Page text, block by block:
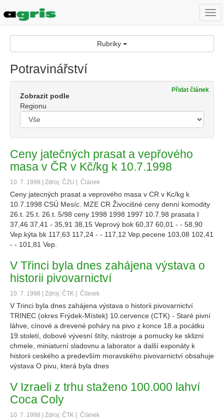
Rubriky
Potravinářství
Přidat článek
Zobrazit podle
Regionu
Ceny jatečných prasat a vepřového
masa v ČR v Kč/kg k 10.7.1998
10. 7. 1998 | Zdroj: ČZU | Článek
Ceny jatecných prasat a veprového masa v CR v Kc/kg k
10.7.1998 CSÚ Mesíc. MZE CR Živocišné ceny denní komodity
26.t. 25.t. 26.t. 5/98 ceny 1998 1998 1997 10.7.98 prasata I
37,46 37,41 - 35,91 38,15 Veprový bok 60,37 60,01 - - 58,90
Vep.kýta bk 117,63 117,24 - - 117,12 Vep.pecene 103,08 102,41
- - 101,81 Vep.
V Třinci byla dnes zahájena výstava o
historii pivovarnictví
10. 7. 1998 | Zdroj: ČTK | Článek
V Trinci byla dnes zahájena výstava o historii pivovarnictví
TRINEC (okres Frýdek-Místek) 10.cervence (CTK) - Staré pivní
láhve, cínové a drevené poháry na pivo z konce 18.a pocátku
19.století, dobové vývesní štíty, nástroje a pomucky ke sklizni
chmele, miniaturní sladovnu a laborator a další exponáty k
historii ceského a predevším moravského pivovarnictví obsahuje
výstava O pivu, která byla dnes
V Izraeli z trhu staženo 100.000 lahví
Coca Coly
10. 7. 1998 | Zdroj: ČTK | Článek